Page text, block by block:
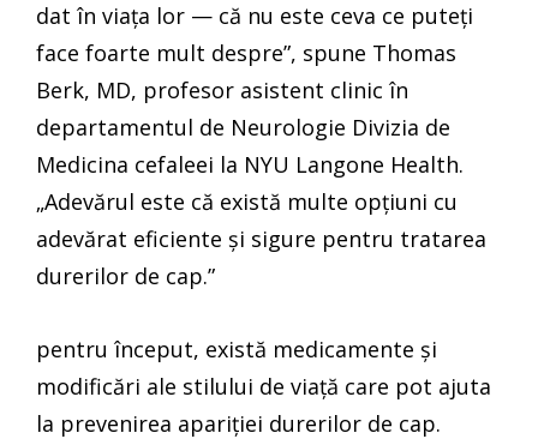
dat în viața lor — că nu este ceva ce puteți
face foarte mult despre”, spune Thomas
Berk, MD, profesor asistent clinic în
departamentul de Neurologie Divizia de
Medicina cefaleei la NYU Langone Health.
„Adevărul este că există multe opțiuni cu
adevărat eficiente și sigure pentru tratarea
durerilor de cap.”
pentru început, există medicamente și
modificări ale stilului de viață care pot ajuta
la prevenirea apariției durerilor de cap.